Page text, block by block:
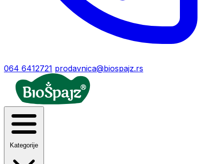
064 6412721 prodavnica@biospajz.rs
Kategorije